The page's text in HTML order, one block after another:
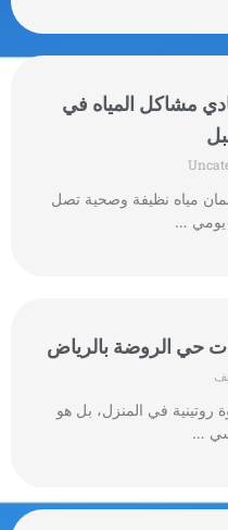
مشاكل المياه في
مياه نظيفة وصحية تصل
يومي …
حي الروضة بالرياض
في المنزل، بل هو
…